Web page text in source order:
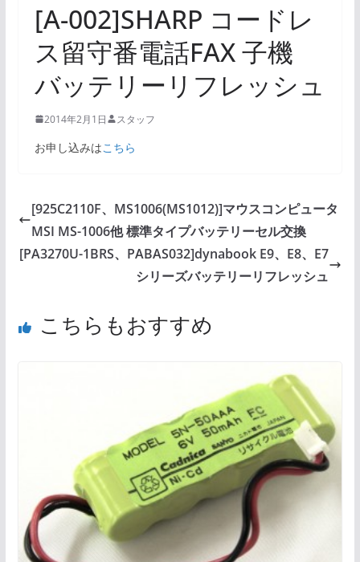
[A-002]SHARP コードレ
ス留守番電話FAX 子機
バッテリーリフレッシュ
2014年2月1日 スタッフ
お申し込みはこちら
[925C2110F、MS1006(MS1012)]マウスコンピュータ
MSI MS-1006他 標準タイプバッテリーセル交換
[PA3270U-1BRS、PABAS032]dynabook E9、E8、E7
シリーズバッテリーリフレッシュ
こちらもおすすめ